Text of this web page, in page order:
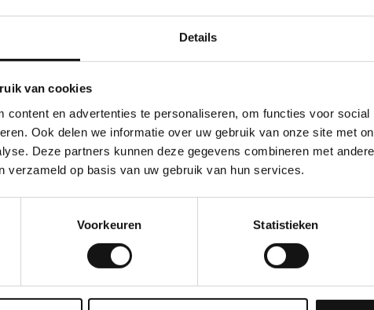
Details
van cookies
content en advertenties te personaliseren, om functies voor
Ook delen we informatie over uw gebruik van onze site met
Deze partners kunnen deze gegevens combineren met
verzameld op basis van uw gebruik van hun services.
Voorkeuren Statistieken
Andere bands